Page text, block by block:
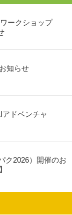
ークショップ
知らせ
アドベンチャ
ク2026）開催のお
】